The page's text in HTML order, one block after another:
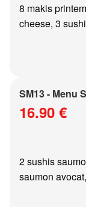
8 makis
cheese, 3
SM13 - Menu
16.90 €
2 sushis
saumon